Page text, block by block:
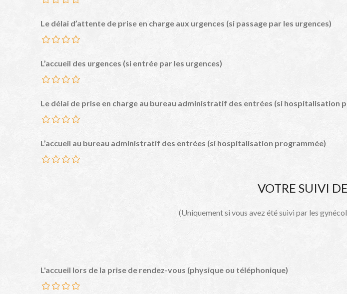
Le délai d’attente de prise en charge aux urgences (si passage par les urgences)
L’accueil des urgences (si entrée par les urgences)
Le délai de prise en charge au bureau administratif des entrées (si hospitalisation
L’accueil au bureau administratif des entrées (si hospitalisation programmée)
VOTRE SUIVI
(Uniquement si vous avez été suivi par les
L'accueil lors de la prise de rendez-vous (physique ou téléphonique)